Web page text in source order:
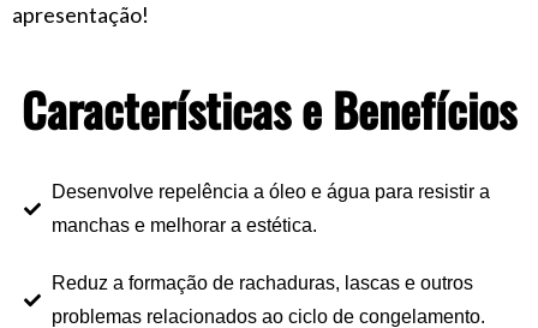
apresentação!
Características e Benefícios
Desenvolve repelência a óleo e água para resistir a
manchas e melhorar a estética.
Reduz a formação de rachaduras, lascas e outros
problemas relacionados ao ciclo de congelamento.